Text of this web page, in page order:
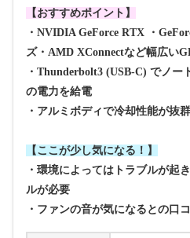
【おすすめポイント】
・NVIDIA GeForce RTX ・
ズ・AMD XConnectなど幅広い
・Thunderbolt3 (USB-C) でノー
の電力を給電
・アルミボディで冷却性能が抜群
【ここが少し気になる！】
・環境によってはトラブルが起
ルが必要
・ファンの音が気になるとの口